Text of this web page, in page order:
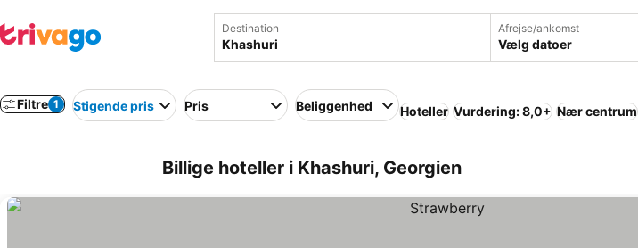
Destination Afrejse/ankomst
Vælg datoer
Filtre 1 Stigende pris Pris Beliggenhed Hoteller Vurdering: 8,0+ Nær centrum
Billige hoteller i Khashuri, Georgien